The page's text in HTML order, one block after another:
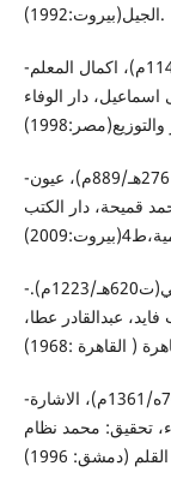
الجيل(بيروت:1992).
-أبو الفضل، عياض بن موسى، السبتي(ت544ه/1149م)، اكمال المعلم
دار الوفاء
-ابن قتيبة، عبد الله بن عبدالمجيد الدينوري(ت 276هـ/889م)، عيون
قميحة، دار الكتب
-ابن قدامة، محمد بن عبد الله العدوي القرشي(ت620هـ/1223م).
عبدالقادر عطا،
-ابن قليج، ابو عبدالله علاء الدين مغلطاي(ت 762ه/1361م)، الاشارة
تحقيق: محمد نظام